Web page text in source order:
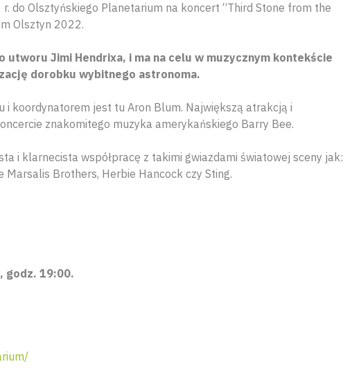
do Olsztyńskiego Planetarium na koncert “Third Stone from the
Olsztyn 2022.
utworu Jimi Hendrixa, i ma na celu w muzycznym kontekście
dorobku wybitnego astronoma.
i koordynatorem jest tu Aron Blum. Największą atrakcją i
znakomitego muzyka amerykańskiego Barry Bee.
i klarnecista współpracę z takimi gwiazdami światowej sceny jak:
Marsalis Brothers, Herbie Hancock czy Sting.
godz. 19:00.